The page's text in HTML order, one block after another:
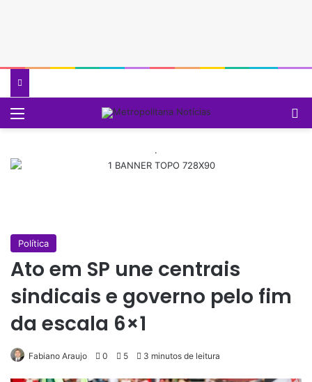
.
Política
Ato em SP une centrais
sindicais e governo pelo fim
da escala 6×1
Fabiano Araujo 0 5 3 minutos de leitura